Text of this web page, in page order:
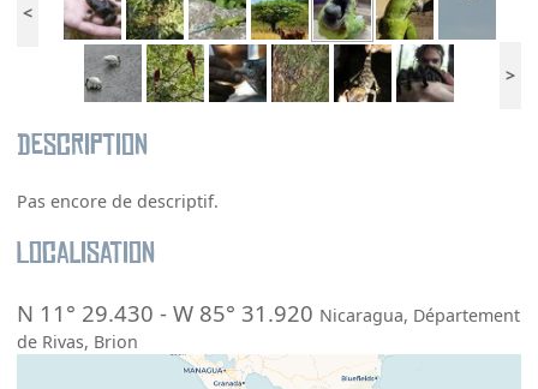
<
>
Description
Pas encore de descriptif.
Localisation
N 11° 29.430 -W 85° 31.920 Nicaragua, Département
de Rivas, Brion